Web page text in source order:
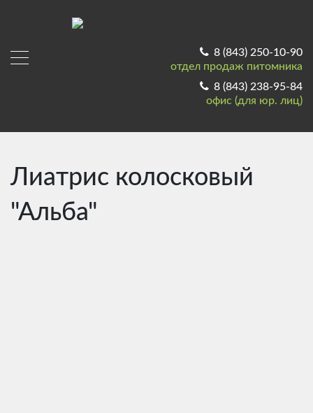
8 (843) 250-10-90
отдел продаж питомника
8 (843) 238-95-84
офис (для юр. лиц)
Лиатрис колосковый
"Альба"